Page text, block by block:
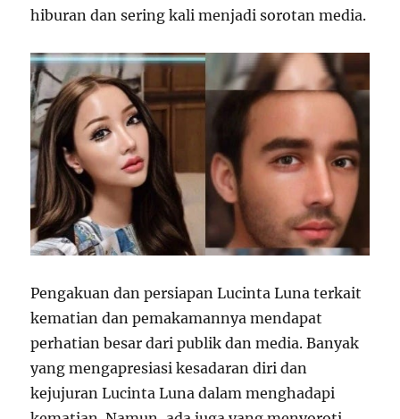
hiburan dan sering kali menjadi sorotan media.
Pengakuan dan persiapan Lucinta Luna terkait
kematian dan pemakamannya mendapat
perhatian besar dari publik dan media. Banyak
yang mengapresiasi kesadaran diri dan
kejujuran Lucinta Luna dalam menghadapi